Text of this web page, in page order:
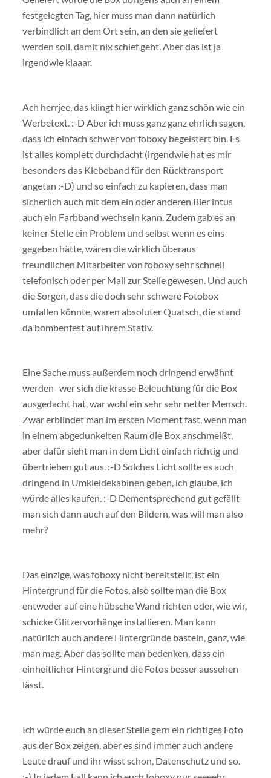
festgelegten Tag, hier muss man dann natürlich
verbindlich an dem Ort sein, an den sie geliefert
werden soll, damit nix schief geht. Aber das ist ja
irgendwie klaaar.
Ach herrjee, das klingt hier wirklich ganz schön wie ein
Werbetext. :-D Aber ich muss ganz ganz ehrlich sagen,
dass ich einfach schwer von foboxy begeistert bin. Es
ist alles komplett durchdacht (irgendwie hat es mir
besonders das Klebeband für den Rücktransport
angetan :-D) und so einfach zu kapieren, dass man
sicherlich auch mit dem ein oder anderen Bier intus
auch ein Farbband wechseln kann. Zudem gab es an
keiner Stelle ein Problem und selbst wenn es eins
gegeben hätte, wären die wirklich überaus
freundlichen Mitarbeiter von foboxy sehr schnell
telefonisch oder per Mail zur Stelle gewesen. Und auch
die Sorgen, dass die doch sehr schwere Fotobox
umfallen könnte, waren absoluter Quatsch, die stand
da bombenfest auf ihrem Stativ.
Eine Sache muss außerdem noch dringend erwähnt
werden- wer sich die krasse Beleuchtung für die Box
ausgedacht hat, war wohl ein sehr sehr netter Mensch.
Zwar erblindet man im ersten Moment fast, wenn man
in einem abgedunkelten Raum die Box anschmeißt,
aber dafür sieht man in dem Licht einfach richtig und
übertrieben gut aus. :-D Solches Licht sollte es auch
dringend in Umkleidekabinen geben, ich glaube, ich
würde alles kaufen. :-D Dementsprechend gut gefällt
man sich dann auch auf den Bildern, was will man also
mehr?
Das einzige, was foboxy nicht bereitstellt, ist ein
Hintergrund für die Fotos, also sollte man die Box
entweder auf eine hübsche Wand richten oder, wie wir,
schicke Glitzervorhänge installieren. Man kann
natürlich auch andere Hintergründe basteln, ganz, wie
man mag. Aber das sollte man bedenken, dass ein
einheitlicher Hintergrund die Fotos besser aussehen
lässt.
Ich würde euch an dieser Stelle gern ein richtiges Foto
aus der Box zeigen, aber es sind immer auch andere
Leute drauf und ihr wisst schon, Datenschutz und so.